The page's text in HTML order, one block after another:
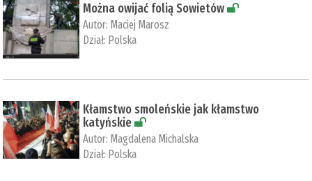
Można owijać folią Sowietów
Autor: Maciej Marosz
Dział: Polska
Kłamstwo smoleńskie jak kłamstwo
katyńskie
Autor: Magdalena Michalska
Dział: Polska